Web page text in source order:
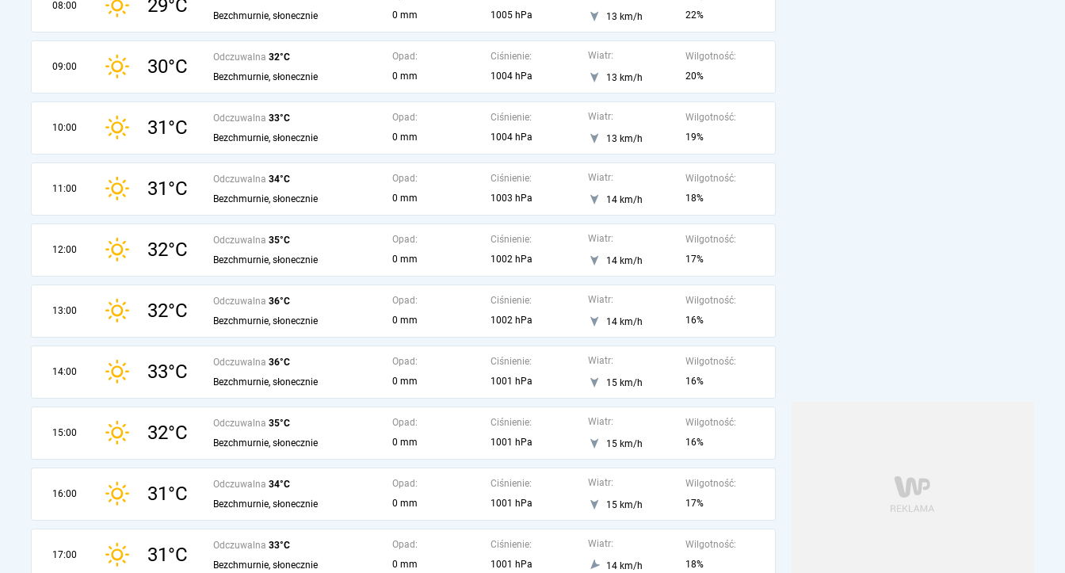
08:00 29°C
Bezchmurnie, słonecznie
0 mm
1005 hPa
13 km/h
22%
09:00 30°C Odczuwalna 32°C
Bezchmurnie, słonecznie
Opad:
0 mm
Ciśnienie:
1004 hPa
Wiatr:
13 km/h
Wilgotność:
20%
10:00 31°C Odczuwalna 33°C
Bezchmurnie, słonecznie
Opad:
0 mm
Ciśnienie:
1004 hPa
Wiatr:
13 km/h
Wilgotność:
19%
11:00 31°C Odczuwalna 34°C
Bezchmurnie, słonecznie
Opad:
0 mm
Ciśnienie:
1003 hPa
Wiatr:
14 km/h
Wilgotność:
18%
12:00 32°C Odczuwalna 35°C
Bezchmurnie, słonecznie
Opad:
0 mm
Ciśnienie:
1002 hPa
Wiatr:
14 km/h
Wilgotność:
17%
13:00 32°C Odczuwalna 36°C
Bezchmurnie, słonecznie
Opad:
0 mm
Ciśnienie:
1002 hPa
Wiatr:
14 km/h
Wilgotność:
16%
14:00 33°C Odczuwalna 36°C
Bezchmurnie, słonecznie
Opad:
0 mm
Ciśnienie:
1001 hPa
Wiatr:
15 km/h
Wilgotność:
16%
15:00 32°C Odczuwalna 35°C
Bezchmurnie, słonecznie
Opad:
0 mm
Ciśnienie:
1001 hPa
Wiatr:
15 km/h
Wilgotność:
16%
16:00 31°C Odczuwalna 34°C
Bezchmurnie, słonecznie
Opad:
0 mm
Ciśnienie:
1001 hPa
Wiatr:
15 km/h
Wilgotność:
17%
17:00 31°C Odczuwalna 33°C
Bezchmurnie, słonecznie
Opad:
0 mm
Ciśnienie:
1001 hPa
Wiatr:
14 km/h
Wilgotność:
18%